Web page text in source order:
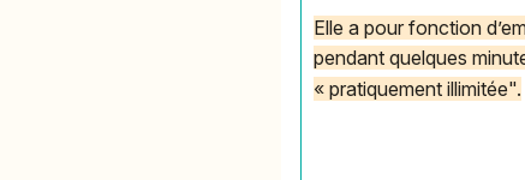
Elle a pour fonction
pendant quelques
« pratiquement illimitée".